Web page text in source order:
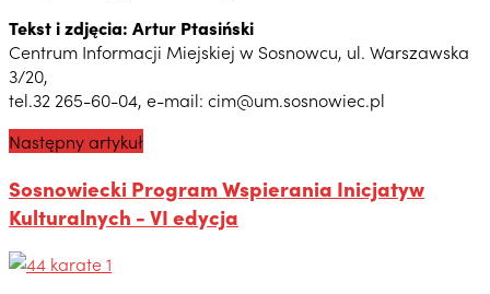
Tekst i zdjęcia: Artur Ptasiński
Centrum Informacji Miejskiej w Sosnowcu, ul. Warszawska
3/20,
tel.32 265-60-04, e-mail: cim@um.sosnowiec.pl
Następny artykuł
Sosnowiecki Program Wspierania Inicjatyw
Kulturalnych - VI edycja